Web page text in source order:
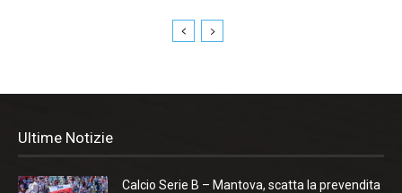
Ultime Notizie
Calcio Serie B – Mantova, scatta la prevendita